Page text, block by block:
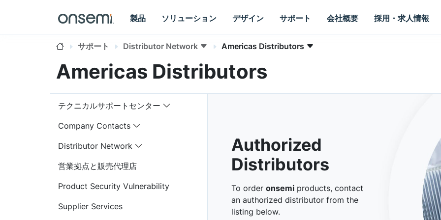
製品 ソリューション デザイン サポート 会社概要 採用・求人情報
サポート Distributor Network Americas Distributors
Americas Distributors
テクニカルサポートセンター
Company Contacts
Distributor Network
営業拠点と販売代理店
Product Security Vulnerability
Supplier Services
Authorized
Distributors
To order onsemi products, contact
an authorized distributor from the
listing below.